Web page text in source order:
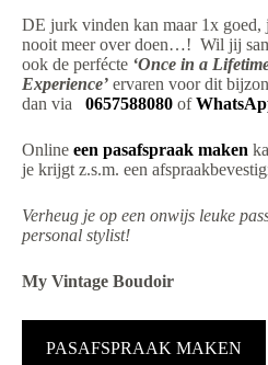
DE jurk vinden kan maar 1x goed,
nooit meer over doen…! Wil jij
ook de perfécte ‘Once in a
Experience’ ervaren voor dit
dan via 0657588080 of
Online een pasafspraak maken
je krijgt z.s.m. een
Verheug je op een onwijs leuke
personal stylist!
My Vintage Boudoir
PASAFSPRAAK MAKEN